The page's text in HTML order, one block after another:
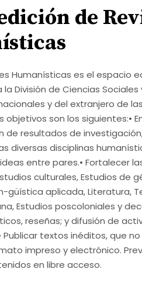
de
Humanísticas es el espacio
División de Ciencias
y del extranjero de
objetivos son los siguientes:•
de resultados de
diversas disciplinas
entre pares.• Fortalecer
culturales, Estudios de
güística aplicada, Literatura,
Estudios poscoloniales y
reseñas; y difusión de
Publicar textos inéditos, que
impreso y electrónico.
en libre acceso.